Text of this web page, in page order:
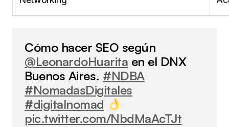
Cómo hacer SEO según
@LeonardoHuarita en el DNX
Buenos Aires. #NDBA
#NomadasDigitales
#digitalnomad
pic.twitter.com/NbdMaAcTJt